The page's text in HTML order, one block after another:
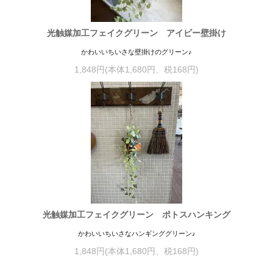
光触媒加工フェイクグリーン アイビー壁掛け
かわいいちいさな壁掛けのグリーン♪
1,848円(本体1,680円、税168円)
光触媒加工フェイクグリーン ポトスハンキング
かわいいちいさなハンギンググリーン♪
1,848円(本体1,680円、税168円)